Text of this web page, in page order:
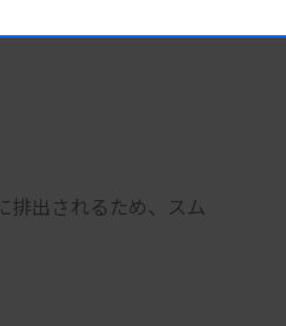
排出されるため、スム